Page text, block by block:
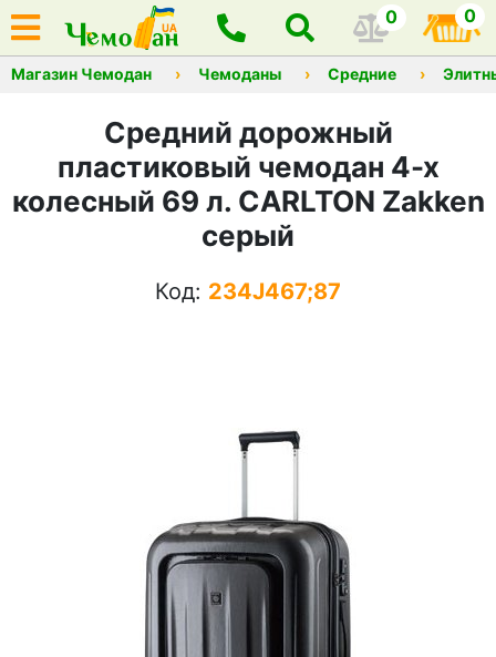
0 0
Магазин Чемодан Чемоданы Средние
Средний дорожный
пластиковый чемодан 4-х
колесный 69 л. CARLTON Zakken
серый
Код: 234J467;87